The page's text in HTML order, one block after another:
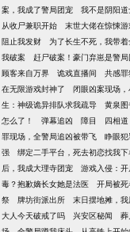
案，我成了警局团宠
我不是阴阳
从收尸兼职开始
末世大佬在惊悚
阻止我发财
为了长生不死，我带
我破案
赶尸破案！豪门弃崽是警
顾客来自万界
诡戏直播间 共感
在无限游戏封神了
闭眼凶案现场
生：神级诡异排队求我疏导
黄泉
怎么了！
弹幕追凶 障目 四相道
罪现场，全警局追凶被带飞
睁眼
强
绑定二手平台，死去初恋找我
后，我成大理寺团宠
游戏入侵：
毒？抱歉嫡长女她是法医
开局被
祭
牌坊街派出所 末日摆地摊，
大人今天破戒了吗
兴安区秘闻